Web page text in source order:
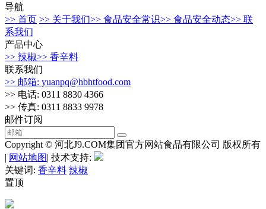
导航
>> 首页 >> 关于我们>> 食品安全常识>> 食品安全动态>> 联
系我们
产品中心
>> 辣椒>> 香辛料
联系我们
>> 邮箱: yuanpq@hbhtfood.com
>> 电话: 0311 8830 4366
>> 传真: 0311 8833 9978
邮件订阅
Copyright © 河北J9.COM集团官方网站食品有限公司 版权所有
| 网站地图| 技术支持:
关键词: 香辛料 辣椒
置顶